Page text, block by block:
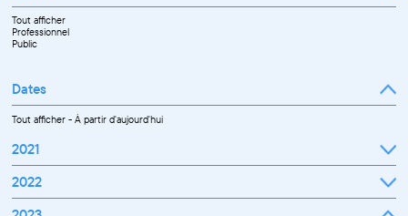
Tout afficher
Professionnel
Public
Dates
Tout afficher-À partir d'aujourd'hui
2021
Septembre
Octobre
Novembre
2022
Janvier